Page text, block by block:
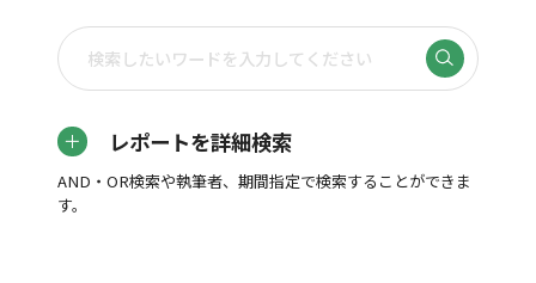
レポートを詳細検索
AND・OR検索や執筆者、期間指定で検索することができま
す。